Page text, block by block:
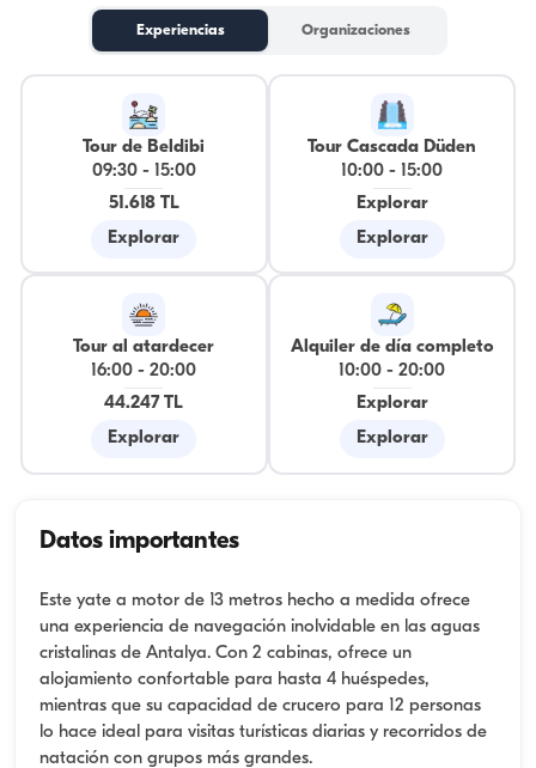
Experiencias Organizaciones
Tour de Beldibi
09:30-
15:00
51.618 TL
Explorar
Tour Cascada Düden
10:00 -
15:00
Explorar
Explorar
Tour al atardecer
16:00 -20:00
44.247 TL
Explorar
Alquiler de día completo
10:00 -20:00
Explorar
Explorar
Datos importantes
Este yate a motor de 13 metros hecho a medida ofrece
una experiencia de navegación inolvidable en las aguas
cristalinas de Antalya. Con 2 cabinas, ofrece un
alojamiento confortable para hasta 4 huéspedes,
mientras que su capacidad de crucero para 12 personas
lo hace ideal para visitas turísticas diarias y recorridos de
natación con grupos más grandes.